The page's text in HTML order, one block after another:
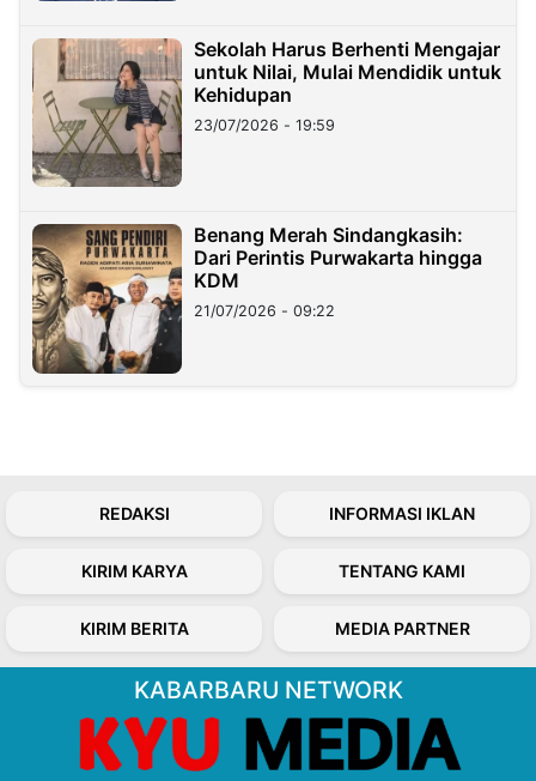
Sekolah Harus Berhenti Mengajar
untuk Nilai, Mulai Mendidik untuk
Kehidupan
23/07/2026 - 19:59
Benang Merah Sindangkasih:
Dari Perintis Purwakarta hingga
KDM
21/07/2026 - 09:22
REDAKSI INFORMASI IKLAN
KIRIM KARYA TENTANG KAMI
KIRIM BERITA MEDIA PARTNER
KABARBARU NETWORK